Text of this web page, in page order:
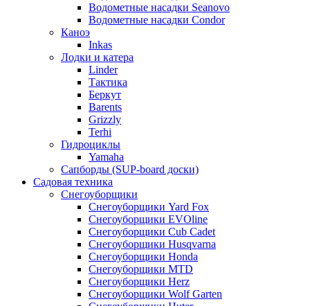
Водометные насадки Seanovo
Водометные насадки Condor
Каноэ
Inkas
Лодки и катера
Linder
Тактика
Беркут
Barents
Grizzly
Terhi
Гидроциклы
Yamaha
Сапборды (SUP-board доски)
Садовая техника
Снегоуборщики
Снегоуборщики Yard Fox
Снегоуборщики EVOline
Снегоуборщики Cub Cadet
Снегоуборщики Husqvarna
Снегоуборщики Honda
Снегоуборщики MTD
Снегоуборщики Herz
Снегоуборщики Wolf Garten